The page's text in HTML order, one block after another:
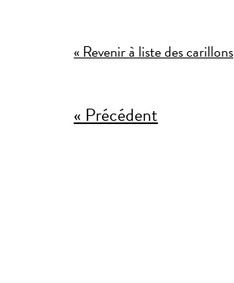
« Revenir à liste des carillons
« Précédent